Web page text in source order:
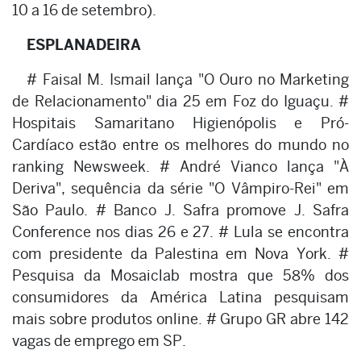
10 a 16 de setembro).
ESPLANADEIRA
# Faisal M. Ismail lança "O Ouro no Marketing
de Relacionamento" dia 25 em Foz do Iguaçu. #
Hospitais Samaritano Higienópolis e Pró-
Cardíaco estão entre os melhores do mundo no
ranking Newsweek. # André Vianco lança "À
Deriva", sequência da série "O Vâmpiro-Rei" em
São Paulo. # Banco J. Safra promove J. Safra
Conference nos dias 26 e 27. # Lula se encontra
com presidente da Palestina em Nova York. #
Pesquisa da Mosaiclab mostra que 58% dos
consumidores da América Latina pesquisam
mais sobre produtos online. # Grupo GR abre 142
vagas de emprego em SP.